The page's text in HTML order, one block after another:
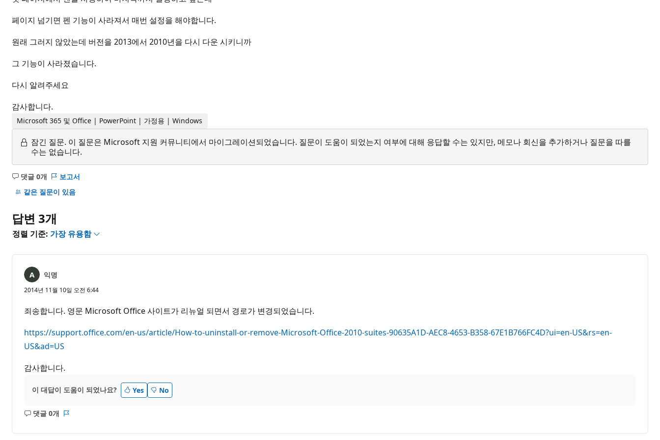
페이지 넘기면 펜 기능이 사라져서 매번 설정을 해야합니다.
원래 그러지 않았는데 버전을 2013에서 2010년을 다시 다운 시키니까
그 기능이 사라졌습니다.
다시 알려주세요
감사합니다.
Microsoft 365 및 Office | PowerPoint | 가정용 | Windows
잠긴 질문. 이 질문은 Microsoft 지원 커뮤니티에서 마이그레이션되었습니다. 질문이 도움이 되었는지 여부에 대해 응답할 수는 있지만, 메모나 회신을 추가하거나 질문을 따를
수는 없습니다.
댓글 0개
설
명
음
보고서
같은 질문이 있음
답변 3개
정렬 기준: 가장 유용함
익명
2014년 11월 10일 오전 6:44
죄송합니다. 영문 Microsoft Office 사이트가 리뉴얼 되면서 경로가 변경되었습니다.
https://support.office.com/en-us/article/How-to-uninstall-or-remove-Microsoft-Office-2010-suites-90635A1D-AEC8-4653-B358-67E1B766FC4D?ui=en-US&rs=en-
US&ad=US
감사합니다.
이 대답이 도움이 되었나요? Yes No
댓글 0개
설